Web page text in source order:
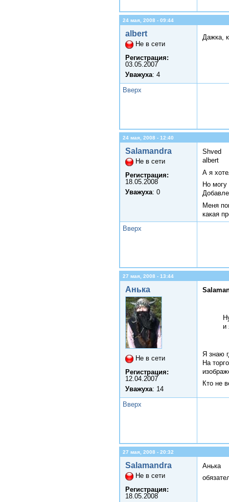
24 мая, 2008 - 09:44
albert
Не в сети
Регистрация:
03.05.2007
Уважуха: 4
Дажка,
Вверх
24 мая, 2008 - 12:40
Salamandra
Не в сети
Регистрация:
18.05.2008
Уважуха: 0
Shved
albert
А я
Но могу
Меня
какая
Вверх
27 мая, 2008 - 13:44
Анька
Не в сети
Регистрация:
12.04.2007
Уважуха: 14
и
Я знаю
На
Кто не
Вверх
27 мая, 2008 - 20:32
Salamandra
Не в сети
Регистрация:
18.05.2008
Анька